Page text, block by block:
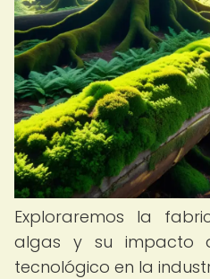
Exploraremos la
algas y su impacto
tecnológico en la